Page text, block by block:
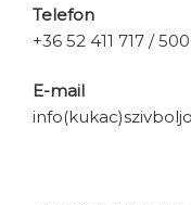
Telefon
+36 52 411 717 /
E-mail